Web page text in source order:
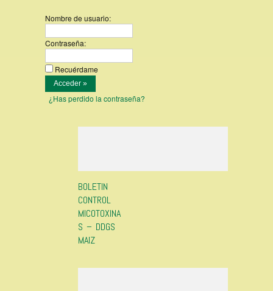
Nombre de usuario:
Contraseña:
Recuérdame
¿Has perdido la contraseña?
BOLETIN
CONTROL
MICOTOXINA
S – DDGS
MAIZ